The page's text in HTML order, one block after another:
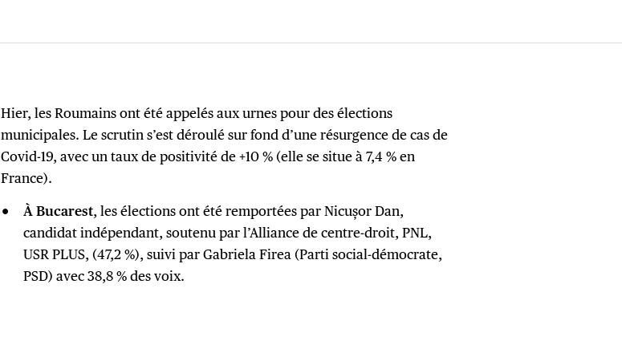
Hier, les Roumains ont été appelés aux urnes pour des élections
municipales. Le scrutin s’est déroulé sur fond d’une résurgence de cas de
Covid-19, avec un taux de positivité de +10 % (elle se situe à 7,4 % en
France).
À Bucarest, les élections ont été remportées par Nicușor Dan,
candidat indépendant, soutenu par l’Alliance de centre-droit, PNL,
USR PLUS, (47,2 %), suivi par Gabriela Firea (Parti social-démocrate,
PSD) avec 38,8 % des voix.